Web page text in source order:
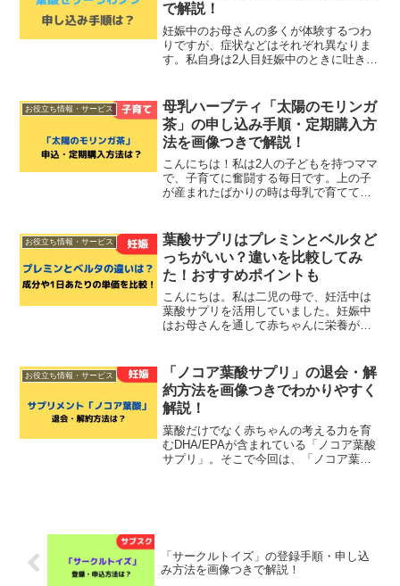
で解説！
妊娠中のお母さんの多くが体験するつわ
りですが、症状などはそれぞれ異なりま
す。私自身は2人目妊娠中のときに吐きつ
なのが、ビタミンＢ6や葉酸などの成分が
含まれたゼリー「つわ...
お役立ち情報・サービス
母乳ハーブティ「太陽のモリンガ
茶」の申し込み手順・定期購入方
法を画像つきで解説！
こんにちは！私は2人の子どもを持つママ
で、子育てに奮闘する毎日です。上の子
が産まれたばかりの時は母乳で育ててい
におすすめなのが、90種類以上の栄養素
がたっぷり含まれた母...
お役立ち情報・サービス
葉酸サプリはプレミンとベルタど
っちがいい？違いを比較してみ
た！おすすめポイントも
こんにちは。私は二児の母で、妊活中は
葉酸サプリを活用していました。妊娠中
はお母さんを通して赤ちゃんに栄養が運
す。特に葉酸は妊娠初期に不足すると赤
ちゃんの成長に影響を及ぼす...
お役立ち情報・サービス
「ノコア葉酸サプリ」の退会・解
約方法を画像つきでわかりやすく
解説！
葉酸だけでなく赤ちゃんの考える力を育
むDHA/EPAが含まれている「ノコア葉酸
サプリ」。そこで今回は、「ノコア葉酸
「サークルトイズ」の登録手順・申し込
み方法を画像つきで解説！